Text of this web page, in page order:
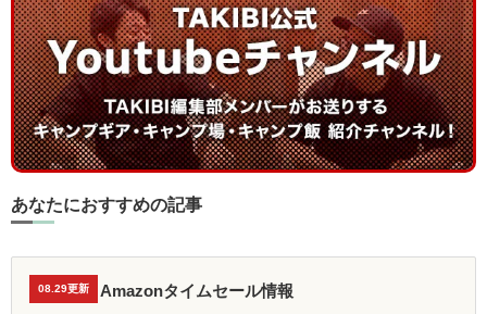
あなたにおすすめの記事
08.29更新 Amazonタイムセール情報